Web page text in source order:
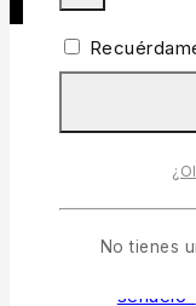
No tienes